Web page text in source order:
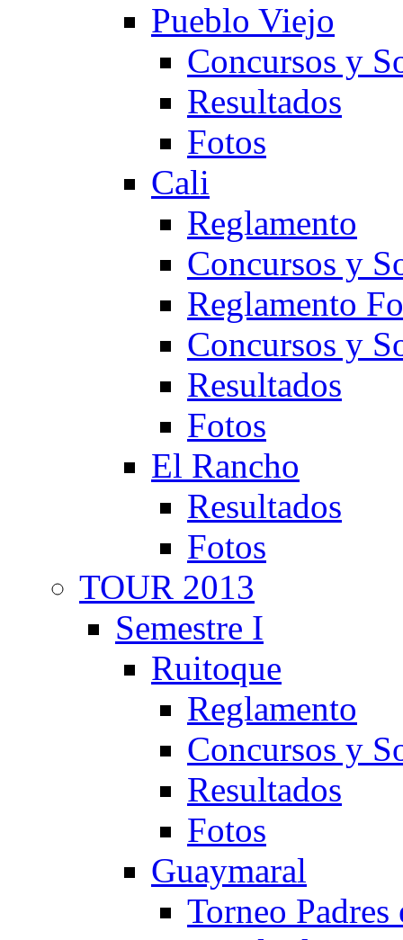
Pueblo Viejo
Concursos y
Resultados
Fotos
Cali
Reglamento
Concursos y
Reglamento
Concursos y
Resultados
Fotos
El Rancho
Resultados
Fotos
TOUR 2013
Semestre I
Ruitoque
Reglamento
Concursos y
Resultados
Fotos
Guaymaral
Torneo